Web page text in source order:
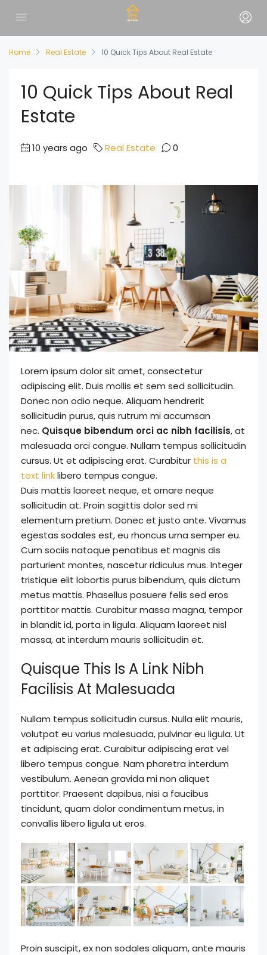
Home Real Estate 10 Quick Tips About Real Estate
10 Quick Tips About Real
Estate
10 years ago Real Estate 0
Lorem ipsum dolor sit amet, consectetur
adipiscing elit. Duis mollis et sem sed sollicitudin.
Donec non odio neque. Aliquam hendrerit
sollicitudin purus, quis rutrum mi accumsan
nec. Quisque bibendum orci ac nibh facilisis, at
malesuada orci congue. Nullam tempus sollicitudin
cursus. Ut et adipiscing erat. Curabitur this is a
text linklibero tempus congue.
Duis mattis laoreet neque, et ornare neque
sollicitudin at. Proin sagittis dolor sed mi
elementum pretium. Donec et justo ante. Vivamus
egestas sodales est, eu rhoncus urna semper eu.
Cum sociis natoque penatibus et magnis dis
parturient montes, nascetur ridiculus mus. Integer
tristique elit lobortis purus bibendum, quis dictum
metus mattis. Phasellus posuere felis sed eros
porttitor mattis. Curabitur massa magna, tempor
in blandit id, porta in ligula. Aliquam laoreet nisl
massa, at interdum mauris sollicitudin et.
Quisque This Is A Link Nibh
Facilisis At Malesuada
Nullam tempus sollicitudin cursus. Nulla elit mauris,
volutpat eu varius malesuada, pulvinar eu ligula. Ut
et adipiscing erat. Curabitur adipiscing erat vel
libero tempus congue. Nam pharetra interdum
vestibulum. Aenean gravida mi non aliquet
porttitor. Praesent dapibus, nisi a faucibus
tincidunt, quam dolor condimentum metus, in
convallis libero ligula ut eros.
Proin suscipit, ex non sodales aliquam, ante mauris